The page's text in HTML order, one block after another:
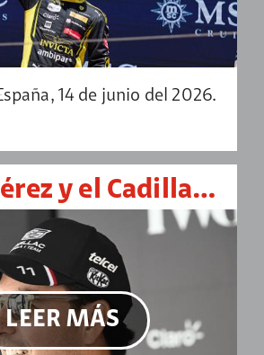
14 de junio del 2026.
Sergio Pérez y el Cadillac F1 se quedan a un pasito de sumar en Mónaco
LEER MÁS